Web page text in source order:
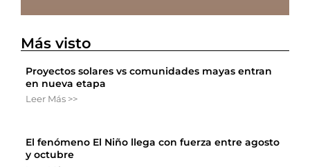
Más visto
Proyectos solares vs comunidades mayas entran
en nueva etapa
Leer Más >>
El fenómeno El Niño llega con fuerza entre agosto
y octubre